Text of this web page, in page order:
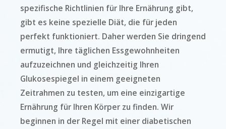
spezifische Richtlinien für Ihre Ernährung gibt,
gibt es keine spezielle Diät, die für jeden
perfekt funktioniert. Daher werden Sie dringend
ermutigt, Ihre täglichen Essgewohnheiten
aufzuzeichnen und gleichzeitig Ihren
Glukosespiegel in einem geeigneten
Zeitrahmen zu testen, um eine einzigartige
Ernährung für Ihren Körper zu finden. Wir
beginnen in der Regel mit einer diabetischen